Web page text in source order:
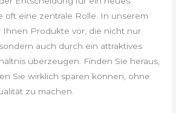
oft eine zentrale Rolle. In unserem
Ihnen Produkte vor, die nicht nur
auch durch ein attraktives
überzeugen. Finden Sie heraus,
Sie wirklich sparen können, ohne
zu machen.